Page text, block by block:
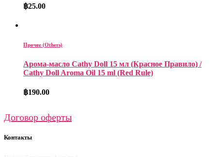
฿25.00
Прочее (Others)
Арома-масло Cathy Doll 15 мл (Красное Правило) /
Cathy Doll Aroma Oil 15 ml (Red Rule)
฿190.00
Договор оферты
Контакты